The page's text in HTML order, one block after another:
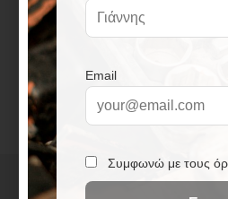
G½ απόσταση
20mm